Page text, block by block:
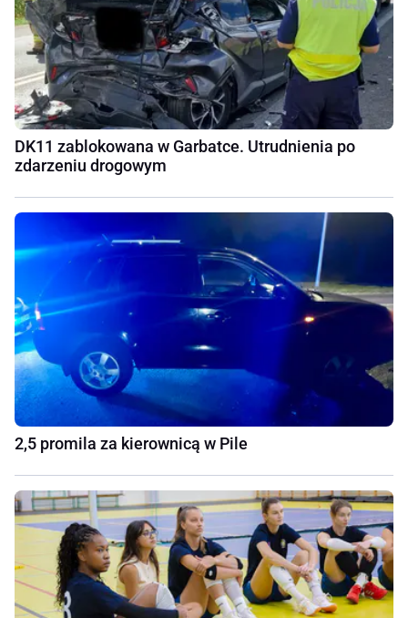
DK11 zablokowana w Garbatce. Utrudnienia po
zdarzeniu drogowym
2,5 promila za kierownicą w Pile